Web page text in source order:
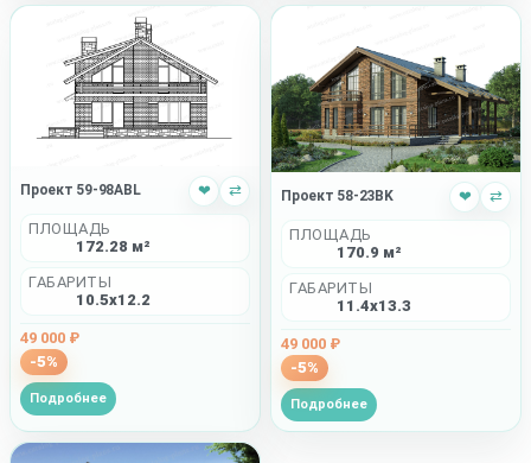
Проект 59-98ABL ❤ ⇄
ПЛОЩАДЬ
172.28 м²
ГАБАРИТЫ
10.5x12.2
49 000 ₽
-5%
Подробнее
Проект 58-23BK ❤ ⇄
ПЛОЩАДЬ
170.9 м²
ГАБАРИТЫ
11.4x13.3
49 000 ₽
-5%
Подробнее